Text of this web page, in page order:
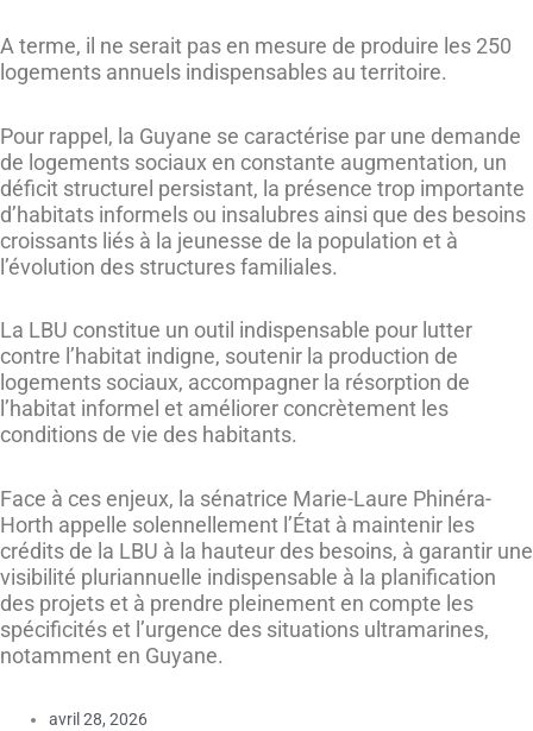
A terme, il ne serait pas en mesure de produire les 250
logements annuels indispensables au territoire.
Pour rappel, la Guyane se caractérise par une demande
de logements sociaux en constante augmentation, un
déficit structurel persistant, la présence trop importante
d’habitats informels ou insalubres ainsi que des besoins
croissants liés à la jeunesse de la population et à
l’évolution des structures familiales.
La LBU constitue un outil indispensable pour lutter
contre l’habitat indigne, soutenir la production de
logements sociaux, accompagner la résorption de
l’habitat informel et améliorer concrètement les
conditions de vie des habitants.
Face à ces enjeux, la sénatrice Marie-Laure Phinéra-
Horth appelle solennellement l’État à maintenir les
crédits de la LBU à la hauteur des besoins, à garantir une
visibilité pluriannuelle indispensable à la planification
des projets et à prendre pleinement en compte les
spécificités et l’urgence des situations ultramarines,
notamment en Guyane.
avril 28, 2026